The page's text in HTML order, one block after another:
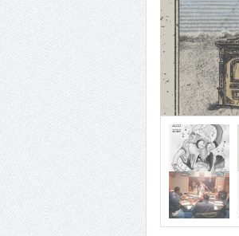
Le Bidul
"Ça va pas
rien changer